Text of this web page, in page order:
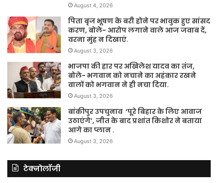
August 4, 2026
पिता बृज भूषण के बरी होने पर भावुक हुए सांसद
करण, बोले- आरोप लगाने वाले आज जवाब दें,
वरना मुंह न दिखाएं.
August 3, 2026
भाजपा की हार पर अखिलेश यादव का तंज,
बोले- भगवान को नचाने का अहंकार रखने
वालों को भगवान ने ही नचा दिया.
August 3, 2026
बांकीपुर उपचुनाव ‘पूरे बिहार के लिए आवाज
उठाएंगे’, जीत के बाद प्रशांत किशोर ने बताया
आगे का प्लान .
August 3, 2026
टेक्नोलॉजी